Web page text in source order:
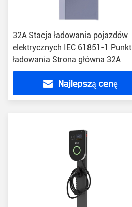
32A Stacja ładowania pojazdów
elektrycznych IEC 61851-1 Punkt
ładowania Strona główna 32A
Najlepszą cenę